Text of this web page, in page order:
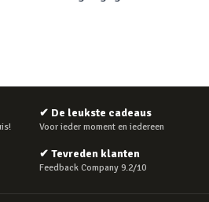
✔ De leukste cadeaus
Voor ieder moment en iedereen
✔ Tevreden klanten
Feedback Company 9.2/10